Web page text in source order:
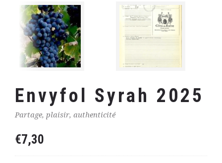
Envyfol Syrah 2025
Partage, plaisir, authenticité
€7,30